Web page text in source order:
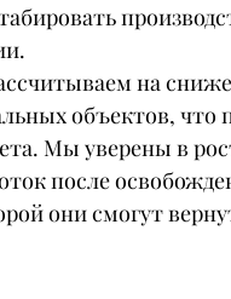
на
объектов, что
Мы уверены в
после
они смогут